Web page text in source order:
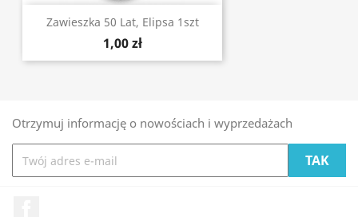
Zawieszka 50 Lat, Elipsa 1szt
1,00 zł
Otrzymuj informację o nowościach i wyprzedażach